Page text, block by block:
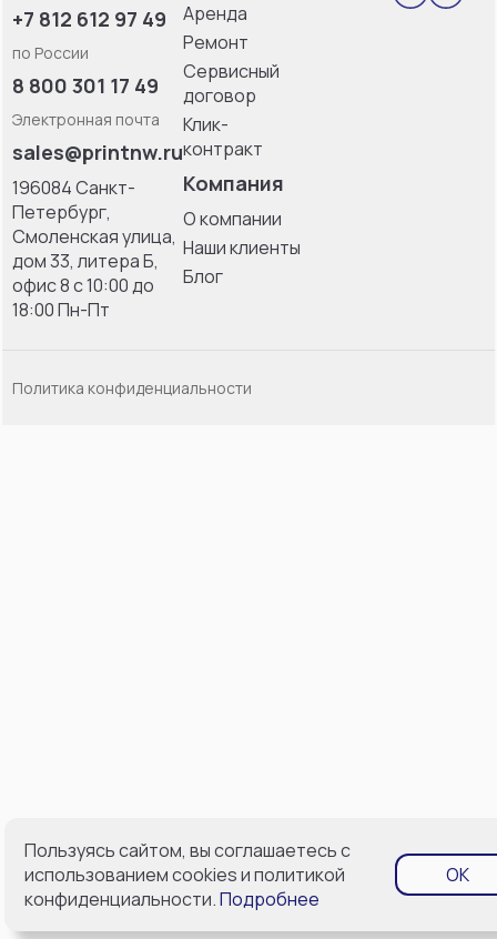
+7 812 612 97 49
по России
8 800 301 17 49
Электронная почта
sales@printnw.ru
196084 Санкт-
Петербург,
Смоленская улица,
дом 33, литерa Б,
офис 8 с 10:00 до
18:00 Пн-Пт
Аренда
Ремонт
Сервисный
договор
Клик-
контракт
Компания
О компании
Наши клиенты
Блог
Политика конфиденциальности
Пользуясь сайтом, вы соглашаетесь с
использованием cookies и политикой
конфиденциальности.Подробнее
OK